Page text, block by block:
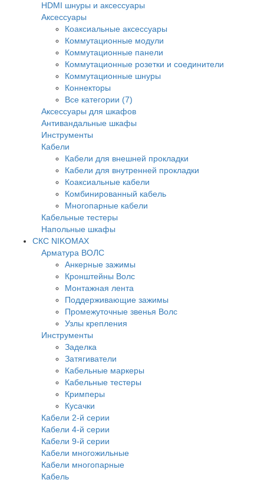
HDMI шнуры и аксессуары
Аксессуары
Коаксиальные аксессуары
Коммутационные модули
Коммутационные панели
Коммутационные розетки и соединители
Коммутационные шнуры
Коннекторы
Все категории (7)
Аксессуары для шкафов
Антивандальные шкафы
Инструменты
Кабели
Кабели для внешней прокладки
Кабели для внутренней прокладки
Коаксиальные кабели
Комбинированный кабель
Многопарные кабели
Кабельные тестеры
Напольные шкафы
СКС NIKOMAX
Арматура ВОЛС
Анкерные зажимы
Кронштейны Волс
Монтажная лента
Поддерживающие зажимы
Промежуточные звенья Волс
Узлы крепления
Инструменты
Заделка
Затягиватели
Кабельные маркеры
Кабельные тестеры
Кримперы
Кусачки
Кабели 2-й серии
Кабели 4-й серии
Кабели 9-й серии
Кабели многожильные
Кабели многопарные
Кабель